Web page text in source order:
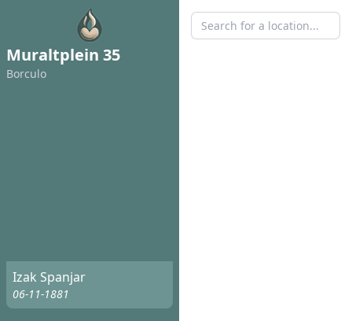
Muraltplein 35
Borculo
Izak Spanjar
06-11-1881